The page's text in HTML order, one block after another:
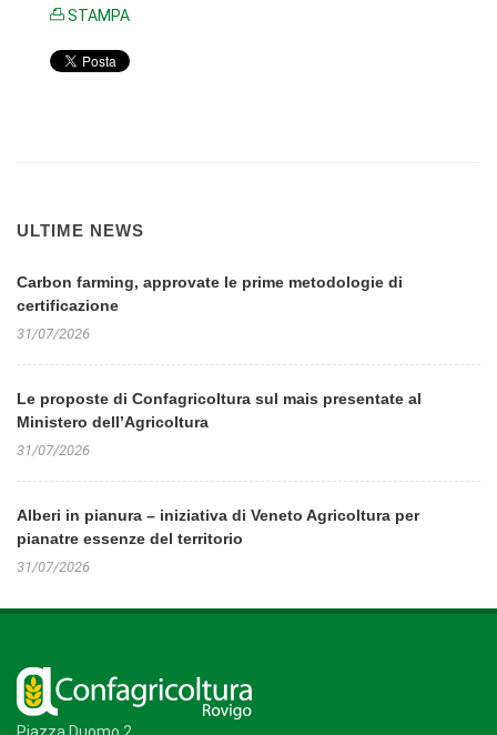
STAMPA
ULTIME NEWS
Carbon farming, approvate le prime metodologie di
certificazione
31/07/2026
Le proposte di Confagricoltura sul mais presentate al
Ministero dell’Agricoltura
31/07/2026
Alberi in pianura – iniziativa di Veneto Agricoltura per
pianatre essenze del territorio
31/07/2026